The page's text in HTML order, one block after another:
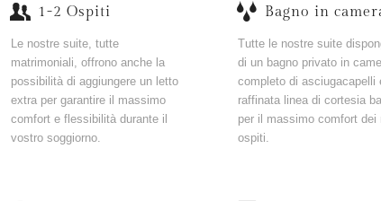
1-2 Ospiti
Le nostre suite, tutte
matrimoniali, offrono anche la
possibilità di aggiungere un letto
extra per garantire il massimo
comfort e flessibilità durante il
vostro soggiorno.
Bagno in
Tutte le nostre suite
di un bagno privato in
completo di asciugacapelli
raffinata linea di cortesia
per il massimo comfort dei
ospiti.